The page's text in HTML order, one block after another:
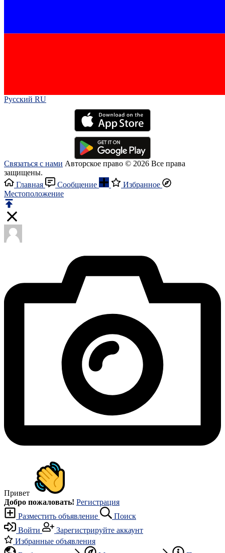
Русский RU‎
Связаться с нами Авторское право © 2026 Все права
защищены.
Главная
Сообщение
Избранное
Местоположение
Привет
Добро пожаловать! Регистрация
Разместить объявление
Поиск
Войти
Зарегистрируйте аккаунт
Избранные объявления